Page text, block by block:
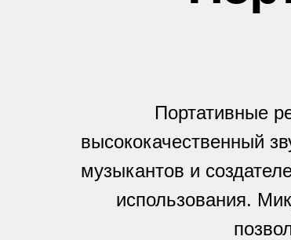
Портативные
высококачественный
музыкантов и
использования.